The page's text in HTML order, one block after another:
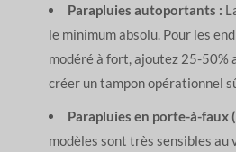
Parapluies autoportants :
le minimum absolu. Pour les
modéré à fort, ajoutez 25-50%
créer un tampon opérationnel
Parapluies en porte-à-faux
modèles sont très sensibles au